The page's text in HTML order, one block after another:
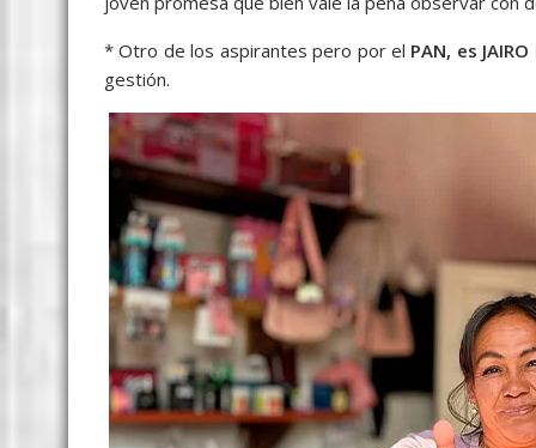
* Otro de los aspirantes pero por el PAN, es JAIRO
gestión.